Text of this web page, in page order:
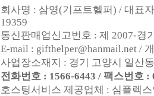
회사명 : 삼영(기프트헬퍼) / 대표
19359
통신판매업신고번호 : 제 2007-경
E-mail : gifthelper@hanmail.net /
사업장소재지 : 경기 고양시 일산
전화번호 : 1566-6443 / 팩스번호 :
호스팅서비스 제공업체 : 심플렉